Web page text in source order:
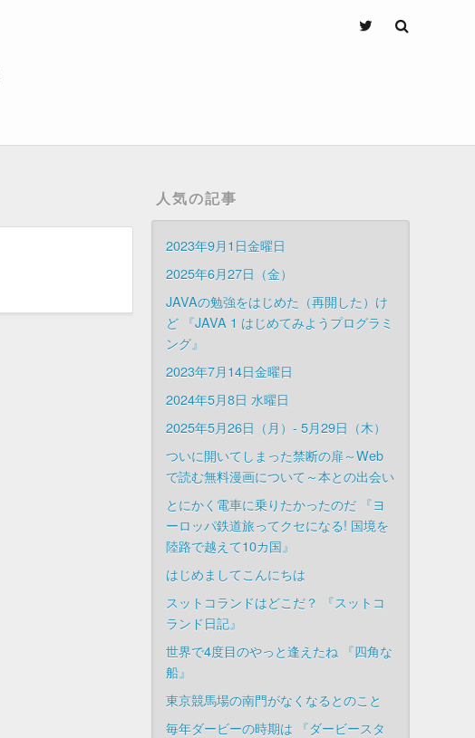
人気の記事
2023年9月1日金曜日
2025年6月27日（金）
JAVAの勉強をはじめた（再開した）け
ど 『JAVA 1 はじめてみようプログラミ
ング』
2023年7月14日金曜日
2024年5月8日 水曜日
2025年5月26日（月）- 5月29日（木）
ついに開いてしまった禁断の扉～Web
で読む無料漫画について～本との出会い
とにかく電車に乗りたかったのだ 『ヨ
ーロッパ鉄道旅ってクセになる! 国境を
陸路で越えて10カ国』
はじめましてこんにちは
スットコランドはどこだ？ 『スットコ
ランド日記』
世界で4度目のやっと逢えたね 『四角な
船』
東京競馬場の南門がなくなるとのこと
毎年ダービーの時期は 『ダービースタ